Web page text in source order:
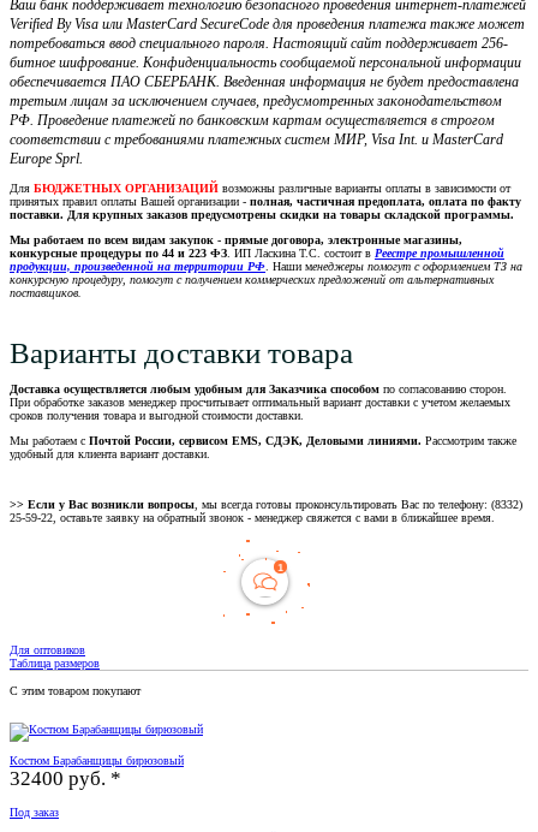
Ваш банк поддерживает технологию безопасного проведения интернет-платежей
Verified By Visa или MasterCard SecureCode для проведения платежа также может
потребоваться ввод специального пароля. Настоящий сайт поддерживает 256-
битное шифрование. Конфиденциальность сообщаемой персональной информации
обеспечивается ПАО СБЕРБАНК. Введенная информация не будет предоставлена
третьим лицам за исключением случаев, предусмотренных законодательством
РФ. Проведение платежей по банковским картам осуществляется в строгом
соответствии с требованиями платежных систем МИР, Visa Int. и MasterCard
Europe Sprl.
Для БЮДЖЕТНЫХ ОРГАНИЗАЦИЙ возможны различные варианты оплаты в зависимости от
принятых правил оплаты Вашей организации - полная, частичная предоплата, оплата по факту
поставки. Для крупных заказов предусмотрены скидки на товары складской программы.
Мы работаем по всем видам закупок - прямые договора, электронные магазины,
конкурсные процедуры по 44 и 223 ФЗ. ИП Ласкина Т.С. состоит в Реестре промышленной
продукции, произведенной на территории РФ. Наши менеджеры помогут с оформлением ТЗ на
конкурсную процедуру, помогут с получением коммерческих предложений от альтернативных
поставщиков.
Варианты доставки товара
Доставка осуществляется любым удобным для Заказчика способом по согласованию сторон.
При обработке заказов менеджер просчитывает оптимальный вариант доставки с учетом желаемых
сроков получения товара и выгодной стоимости доставки.
Мы работаем с Почтой России, сервисом EMS, СДЭК, Деловыми линиями. Рассмотрим также
удобный для клиента вариант доставки.
>> Если у Вас возникли вопросы, мы всегда готовы проконсультировать Вас по телефону: (8332)
25-59-22, оставьте заявку на обратный звонок - менеджер свяжется с вами в ближайшее время.
Для оптовиков
Таблица размеров
С этим товаром покупают
Костюм Барабанщицы бирюзовый
32400 руб. *
Под заказ